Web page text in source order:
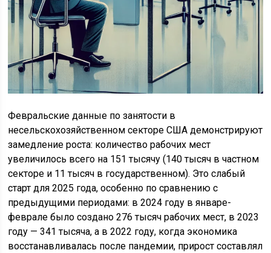
Февральские данные по занятости в
несельскохозяйственном секторе США демонстрируют
замедление роста: количество рабочих мест
увеличилось всего на 151 тысячу (140 тысяч в частном
секторе и 11 тысяч в государственном). Это слабый
старт для 2025 года, особенно по сравнению с
предыдущими периодами: в 2024 году в январе-
феврале было создано 276 тысяч рабочих мест, в 2023
году — 341 тысяча, а в 2022 году, когда экономика
восстанавливалась после пандемии, прирост составлял